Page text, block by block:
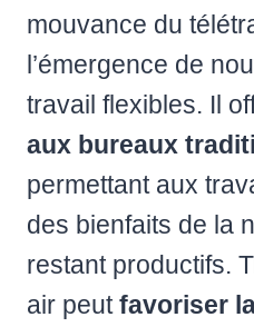
mouvance du
l’émergence de
travail flexibles. Il
aux bureaux
permettant aux
des bienfaits de la
restant productifs.
air peutfavoriser